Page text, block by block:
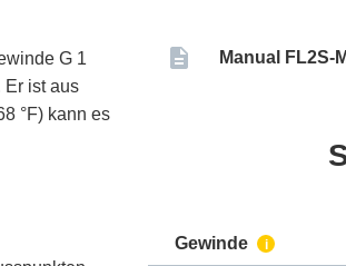
G 1
Er ist aus
°F) kann es
Manual FL2S-M
Gewinde i